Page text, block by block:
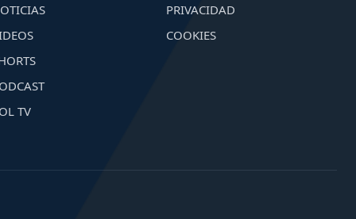
TV
PRIVACIDAD
COOKIES